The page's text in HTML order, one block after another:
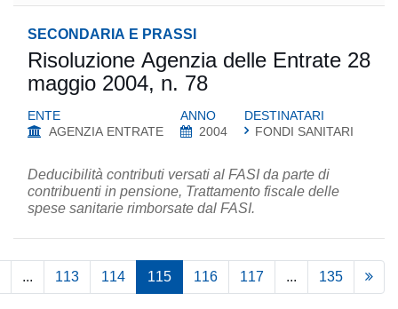
SECONDARIA E PRASSI
Risoluzione Agenzia delle Entrate 28
maggio 2004, n. 78
ENTE
AGENZIA ENTRATE
ANNO
2004
DESTINATARI
FONDI SANITARI
Deducibilità contributi versati al FASI da parte di
contribuenti in pensione, Trattamento fiscale delle
spese sanitarie rimborsate dal FASI.
... 113 114 115 116 117 ... 135